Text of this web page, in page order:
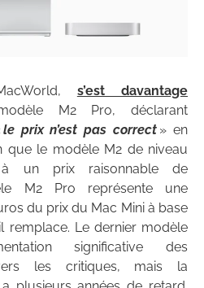
s’est davantage
M2 Pro, déclarant
le prix n’est pas correct » en
que le modèle M2 de niveau
à un prix raisonnable de
M2 Pro représente une
du prix du Mac Mini à base
remplace. Le dernier modèle
significative des
les critiques, mais la